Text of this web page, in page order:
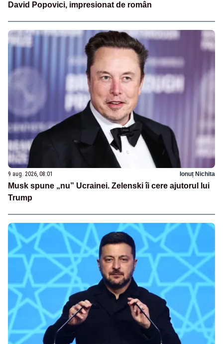
David Popovici, impresionat de român
9 aug. 2026, 08:01 Ionuț Nichita
Musk spune „nu” Ucrainei. Zelenski îi cere ajutorul lui
Trump